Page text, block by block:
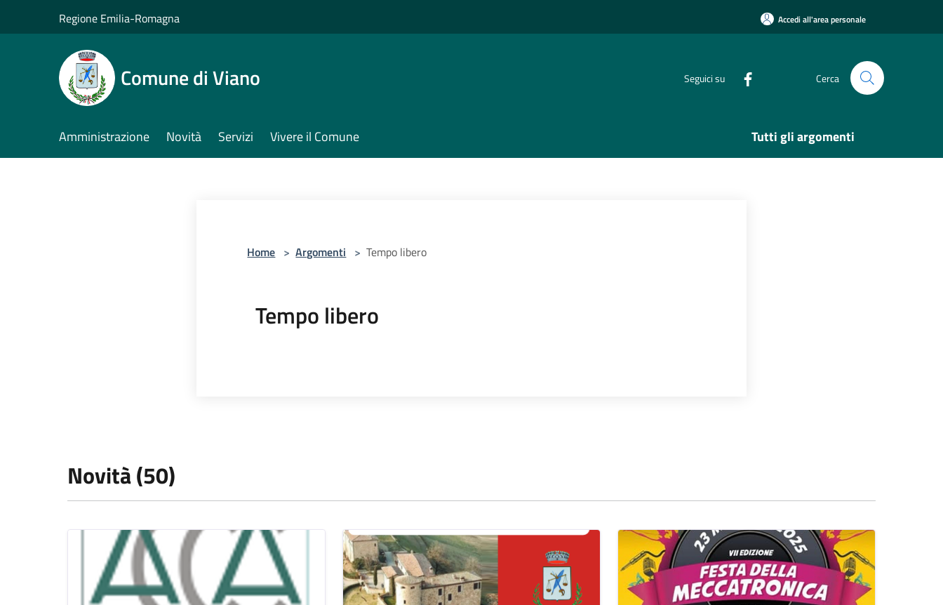
Regione Emilia-Romagna Accedi all'area personale
Comune di Viano Seguici su Cerca
Amministrazione Novità Servizi Vivere il Comune Tutti gli argomenti
Home > Argomenti > Tempo libero
Tempo libero
Novità (50)